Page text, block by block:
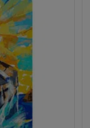
können
auf
der
Produktseite
gewählt
werden